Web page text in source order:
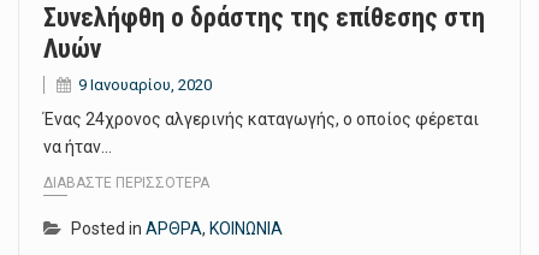
Συνελήφθη ο δράστης της επίθεσης στη
Λυών
9 Ιανουαρίου, 2020
Ένας 24χρονος αλγερινής καταγωγής, ο οποίος φέρεται
να ήταν…
ΔΙΑΒΆΣΤΕ ΠΕΡΙΣΣΌΤΕΡΑ
Posted in ΑΡΘΡΑ, ΚΟΙΝΩΝΙΑ